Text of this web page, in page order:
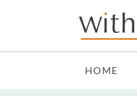
Skip to
HOME